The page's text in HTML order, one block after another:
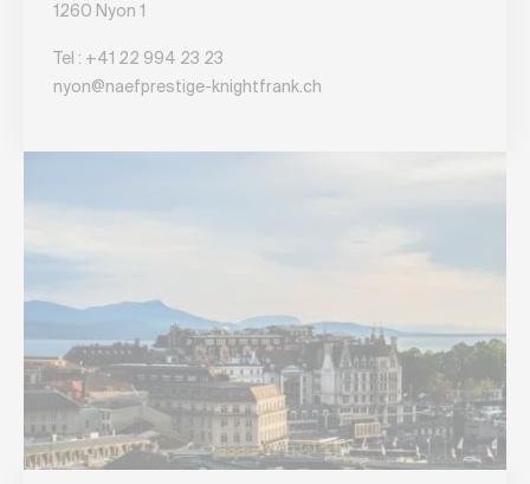
1260 Nyon 1
Tel : +41 22 994 23 23
nyon@naefprestige-knightfrank.ch